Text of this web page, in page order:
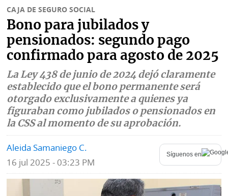
Sociedad
Judiciales
Política
Economía
Mundo
Deportes
Ponle
la
Firma
Status
K
Vivir+
Opinión
Blogs
Fotografías
Videos
Fe
de
erratas
CAJA DE SEGURO SOCIAL
Bono para jubilados y
pensionados: segundo pago
confirmado para agosto de 2025
La Ley 438 de junio de 2024 dejó claramente
establecido que el bono permanente será
otorgado exclusivamente a quienes ya
figuraban como jubilados o pensionados en
la CSS al momento de su aprobación.
Aleida Samaniego C.
16 jul 2025 - 03:23 PM
Síguenos en